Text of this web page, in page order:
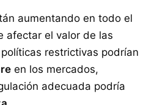
aumentando en todo el
afectar el valor de las
restrictivas podrían
en los mercados,
adecuada podría